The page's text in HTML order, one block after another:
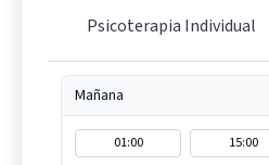
Psicoterapia Individual
Mañana
01:00 15:00